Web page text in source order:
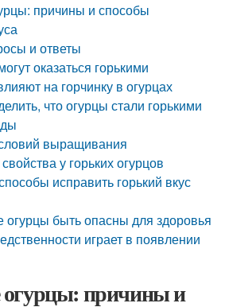
причины и способы
и ответы
оказаться горькими
на горчинку в огурцах
что огурцы стали горькими
выращивания
у горьких огурцов
исправить горький вкус
огурцы быть опасны для здоровья
играет в появлении
огурцы: причины и